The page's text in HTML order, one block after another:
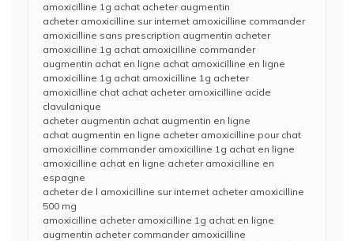
amoxicilline 1g achat acheter augmentin
acheter amoxicilline sur internet amoxicilline commander
amoxicilline sans prescription augmentin acheter
amoxicilline 1g achat amoxicilline commander
augmentin achat en ligne achat amoxicilline en ligne
amoxicilline 1g achat amoxicilline 1g acheter
amoxicilline chat achat acheter amoxicilline acide
clavulanique
acheter augmentin achat augmentin en ligne
achat augmentin en ligne acheter amoxicilline pour chat
amoxicilline commander amoxicilline 1g achat en ligne
amoxicilline achat en ligne acheter amoxicilline en
espagne
acheter de l amoxicilline sur internet acheter amoxicilline
500 mg
amoxicilline acheter amoxicilline 1g achat en ligne
augmentin acheter commander amoxicilline